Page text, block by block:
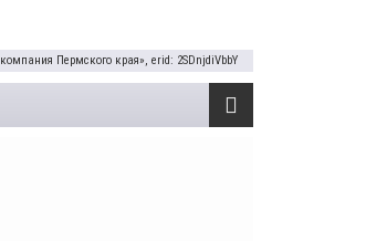
Пермского края», erid: 2SDnjdiVbbY